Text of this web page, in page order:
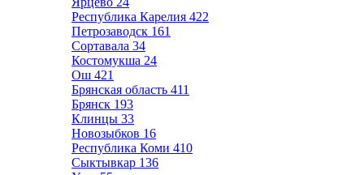
Республика Карелия 422
Петрозаводск 161
Сортавала 34
Костомукша 24
Ош 421
Брянская область 411
Брянск 193
Клинцы 33
Новозыбков 16
Республика Коми 410
Сыктывкар 136